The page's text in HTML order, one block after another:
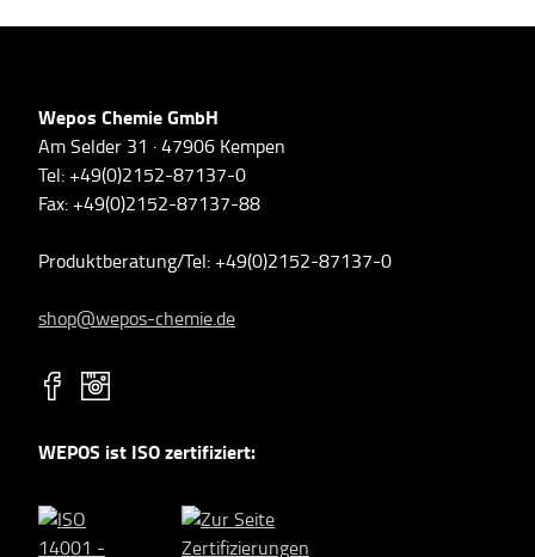
Wepos Chemie GmbH
Am Selder 31 · 47906 Kempen
Tel: +49(0)2152-87137-0
Fax: +49(0)2152-87137-88
Produktberatung/Tel: +49(0)2152-87137-0
shop@wepos-chemie.de
WEPOS ist ISO zertifiziert: